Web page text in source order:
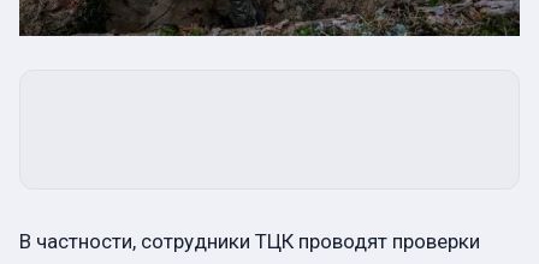
В частности, сотрудники ТЦК проводят проверки